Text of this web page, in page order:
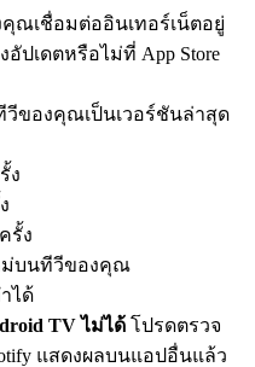
ณเชื่อมต่ออินเทอร์เน็ตอยู่
ปเดตหรือไม่ที่ App Store
ของคุณเป็นเวอร์ชันล่าสุด
ง
รั้ง
ม่บนทีวีของคุณ
ได้
TV ไม่ได้ โปรดตรวจ
แสดงผลบนแอปอื่นแล้ว